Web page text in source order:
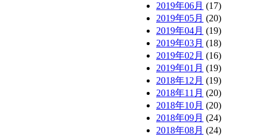
2019年06月 (17)
2019年05月 (20)
2019年04月 (19)
2019年03月 (18)
2019年02月 (16)
2019年01月 (19)
2018年12月 (19)
2018年11月 (20)
2018年10月 (20)
2018年09月 (24)
2018年08月 (24)